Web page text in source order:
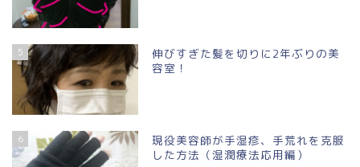
5
伸びすぎた髪を切りに2年ぶりの美
容室！
6
現役美容師が手湿疹、手荒れを克服
した方法（湿潤療法応用編）